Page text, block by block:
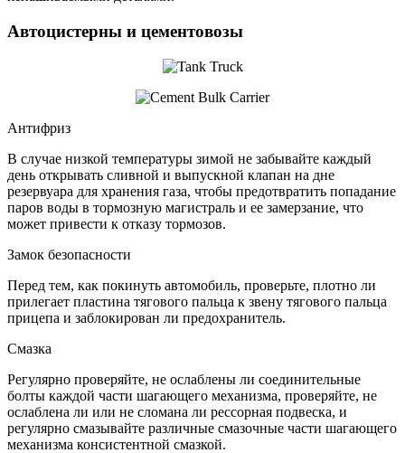
Автоцистерны и цементовозы
Антифриз
В случае низкой температуры зимой не забывайте каждый
день открывать сливной и выпускной клапан на дне
резервуара для хранения газа, чтобы предотвратить попадание
паров воды в тормозную магистраль и ее замерзание, что
может привести к отказу тормозов.
Замок безопасности
Перед тем, как покинуть автомобиль, проверьте, плотно ли
прилегает пластина тягового пальца к звену тягового пальца
прицепа и заблокирован ли предохранитель.
Смазка
Регулярно проверяйте, не ослаблены ли соединительные
болты каждой части шагающего механизма, проверяйте, не
ослаблена ли или не сломана ли рессорная подвеска, и
регулярно смазывайте различные смазочные части шагающего
механизма консистентной смазкой.